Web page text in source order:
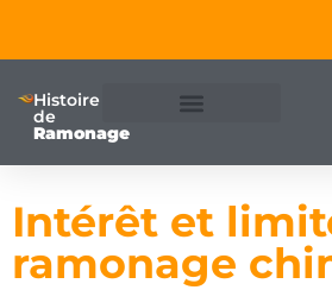
Histoire
de
Ramonage
Intérêt et
ramonage